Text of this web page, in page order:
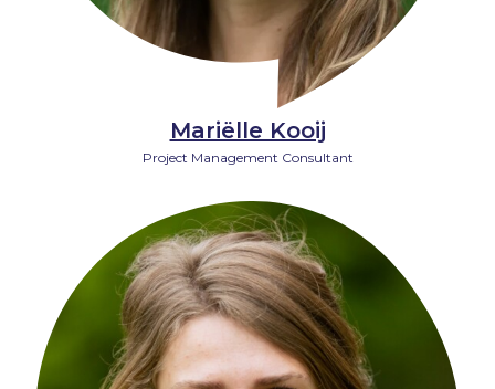
Mariëlle Kooij
Project Management Consultant